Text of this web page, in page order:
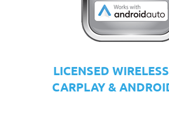
LICENSED
CARPLAY &